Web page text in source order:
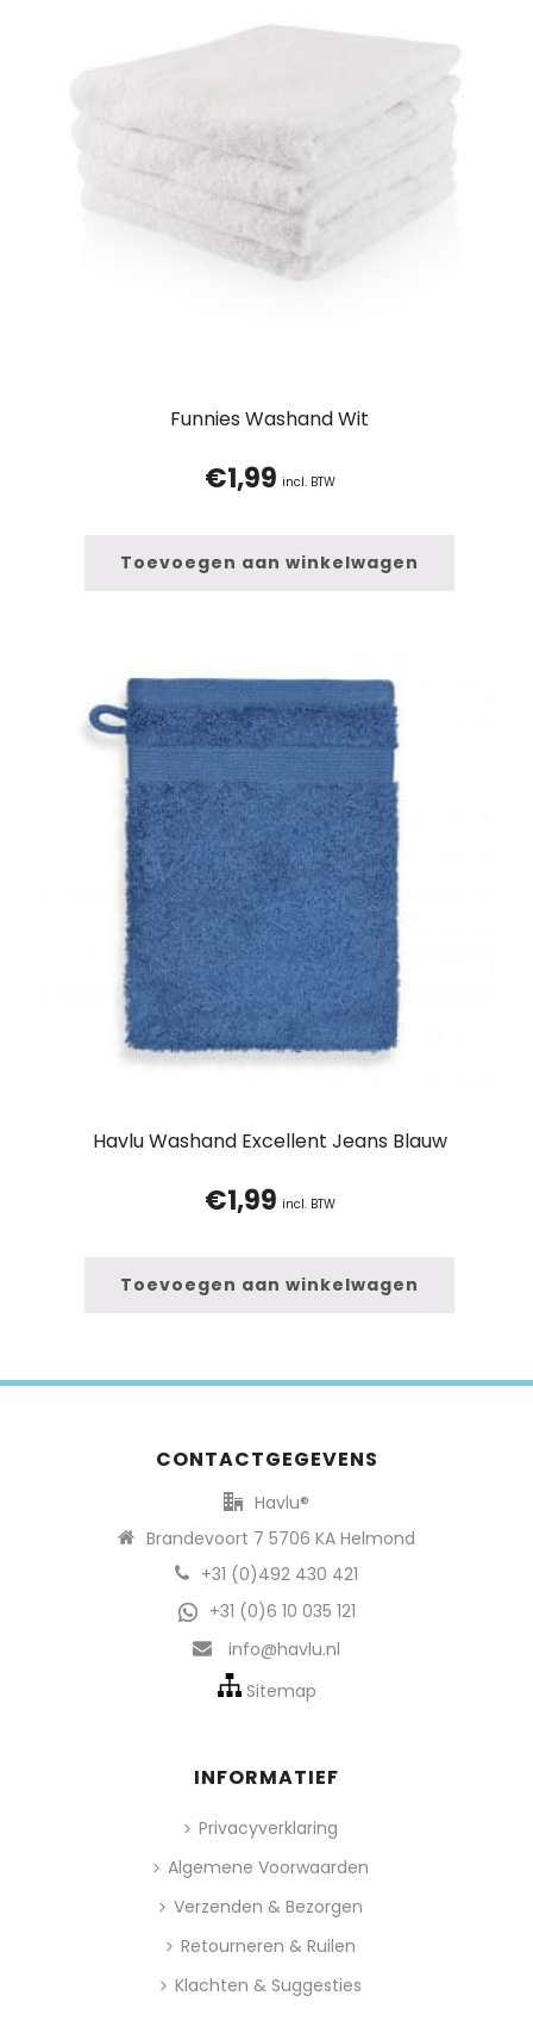
Funnies Washand Wit
€1,99 incl. BTW
Toevoegen aan winkelwagen
Havlu Washand Excellent Jeans Blauw
€1,99 incl. BTW
Toevoegen aan winkelwagen
CONTACTGEGEVENS
Havlu®
Brandevoort 7 5706 KA Helmond
+31 (0)492 430 421
+31 (0)6 10 035 121
info@havlu.nl
Sitemap
INFORMATIEF
Privacyverklaring
Algemene Voorwaarden
Verzenden & Bezorgen
Retourneren & Ruilen
Klachten & Suggesties